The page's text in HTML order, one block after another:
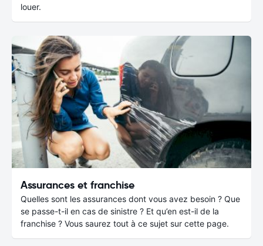
louer.
Assurances et franchise
Quelles sont les assurances dont vous avez besoin ? Que
se passe-t-il en cas de sinistre ? Et qu’en est-il de la
franchise ? Vous saurez tout à ce sujet sur cette page.